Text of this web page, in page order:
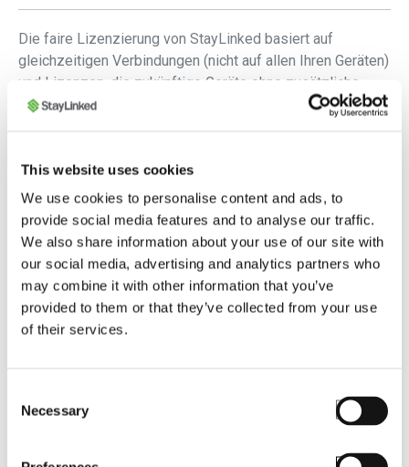
This website uses cookies
We use cookies to personalise content and ads, to
provide social media features and to analyse our traffic.
We also share information about your use of our site with
our social media, advertising and analytics partners who
may combine it with other information that you’ve
provided to them or that they’ve collected from your use
of their services.
Selection
Necessary
Die faire Lizenzierung von StayLinked basiert auf
gleichzeitigen Verbindungen (nicht auf allen Ihren Geräten)
und Lizenzen, die zukünftige Geräte ohne zusätzliche
Gebühren unterstützen.
Vermeiden Sie Unterbrechungen der
Lösung für reibungsloses Roaming zwischen Netzwerken.